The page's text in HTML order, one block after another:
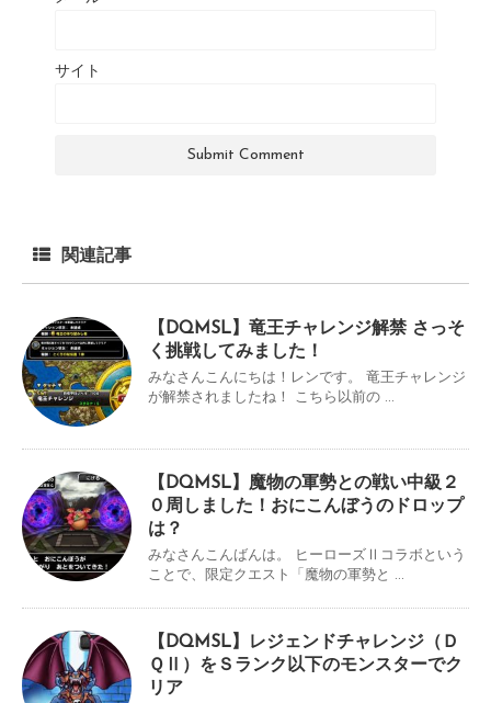
サイト
関連記事
【DQMSL】竜王チャレンジ解禁 さっそ
く挑戦してみました！
みなさんこんにちは！レンです。 竜王チャレンジ
が解禁されましたね！ こちら以前の ...
【DQMSL】魔物の軍勢との戦い中級２
０周しました！おにこんぼうのドロップ
は？
みなさんこんばんは。 ヒーローズⅡコラボという
ことで、限定クエスト「魔物の軍勢と ...
【DQMSL】レジェンドチャレンジ（Ｄ
ＱⅡ）をＳランク以下のモンスターでク
リア